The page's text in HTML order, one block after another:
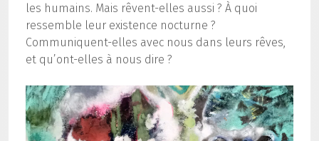
les humains. Mais rêvent-elles aussi ? À quoi
ressemble leur existence nocturne ?
Communiquent-elles avec nous dans leurs rêves,
et qu’ont-elles à nous dire ?